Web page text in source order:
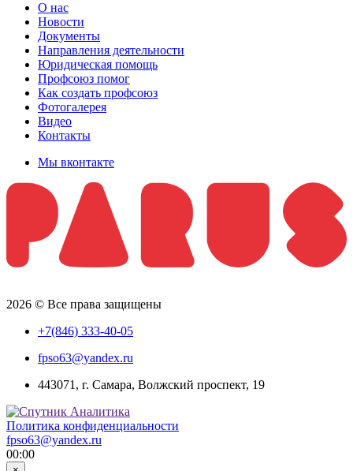
О нас
Новости
Документы
Направления деятельности
Юридическая помощь
Профсоюз помог
Как создать профсоюз
Фотогалерея
Видео
Контакты
Мы вконтакте
2026 © Все права защищены
+7(846) 333-40-05
fpso63@yandex.ru
443071, г. Самара, Волжский проспект, 19
Политика конфиденциальности
fpso63@yandex.ru
00:00